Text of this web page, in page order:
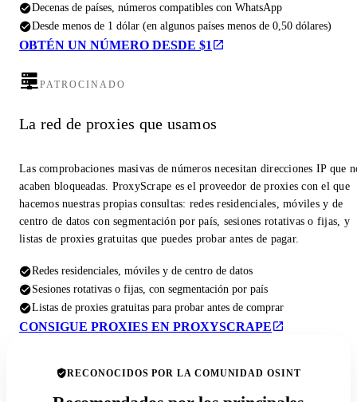
Decenas de países, números compatibles con WhatsApp
Desde menos de 1 dólar (en algunos países menos de 0,50 dólares)
OBTÉN UN NÚMERO DESDE $1
PATROCINADO
La red de proxies que usamos
Las comprobaciones masivas de números necesitan direcciones IP que
acaben bloqueadas. ProxyScrape es el proveedor de proxies con el que
hacemos nuestras propias consultas: redes residenciales, móviles y de
centro de datos con segmentación por país, sesiones rotativas o fijas, y
listas de proxies gratuitas que puedes probar antes de pagar.
Redes residenciales, móviles y de centro de datos
Sesiones rotativas o fijas, con segmentación por país
Listas de proxies gratuitas para probar antes de comprar
CONSIGUE PROXIES EN PROXYSCRAPE
RECONOCIDOS POR LA COMUNIDAD OSINT